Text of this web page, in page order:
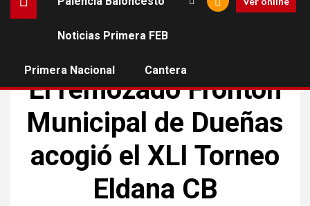
Noticias Primera FEB
Primera Nacional Cantera
El remozado Frontón
Municipal de Dueñas
acogió el XLI Torneo
Eldana CB